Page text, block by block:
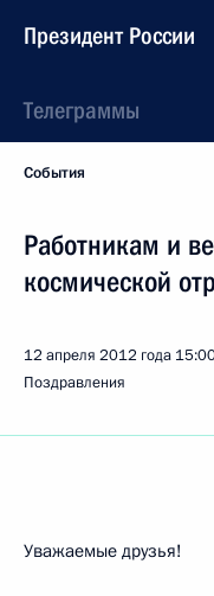
Президент России
Телеграммы
События
Работникам и
космической
12 апреля 2012 года
Поздравления
Уважаемые друзья!